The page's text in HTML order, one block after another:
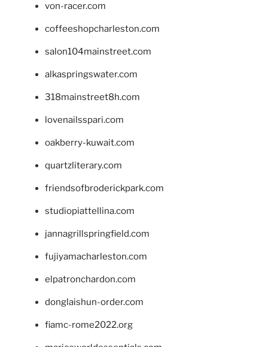
von-racer.com
coffeeshopcharleston.com
salon104mainstreet.com
alkaspringswater.com
318mainstreet8h.com
lovenailsspari.com
oakberry-kuwait.com
quartzliterary.com
friendsofbroderickpark.com
studiopiattellina.com
jannagrillspringfield.com
fujiyamacharleston.com
elpatronchardon.com
donglaishun-order.com
fiamc-rome2022.org